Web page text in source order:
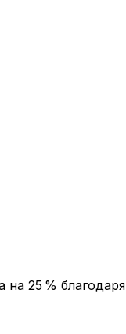
на 25 % благодаря